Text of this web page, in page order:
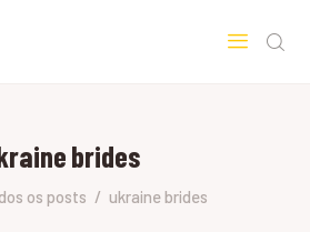
brides
os posts ukraine brides